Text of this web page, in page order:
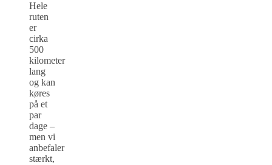
Hele
ruten
er
cirka
500
kilometer
lang
og kan
køres
på et
par
dage –
men vi
anbefaler
stærkt,